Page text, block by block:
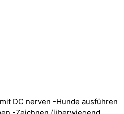
DC nerven -Hunde ausführen